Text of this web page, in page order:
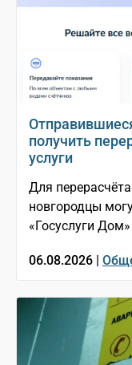
получить
услуги
Для
новгородцы
«Госуслуги Дом»
06.08.2026 |